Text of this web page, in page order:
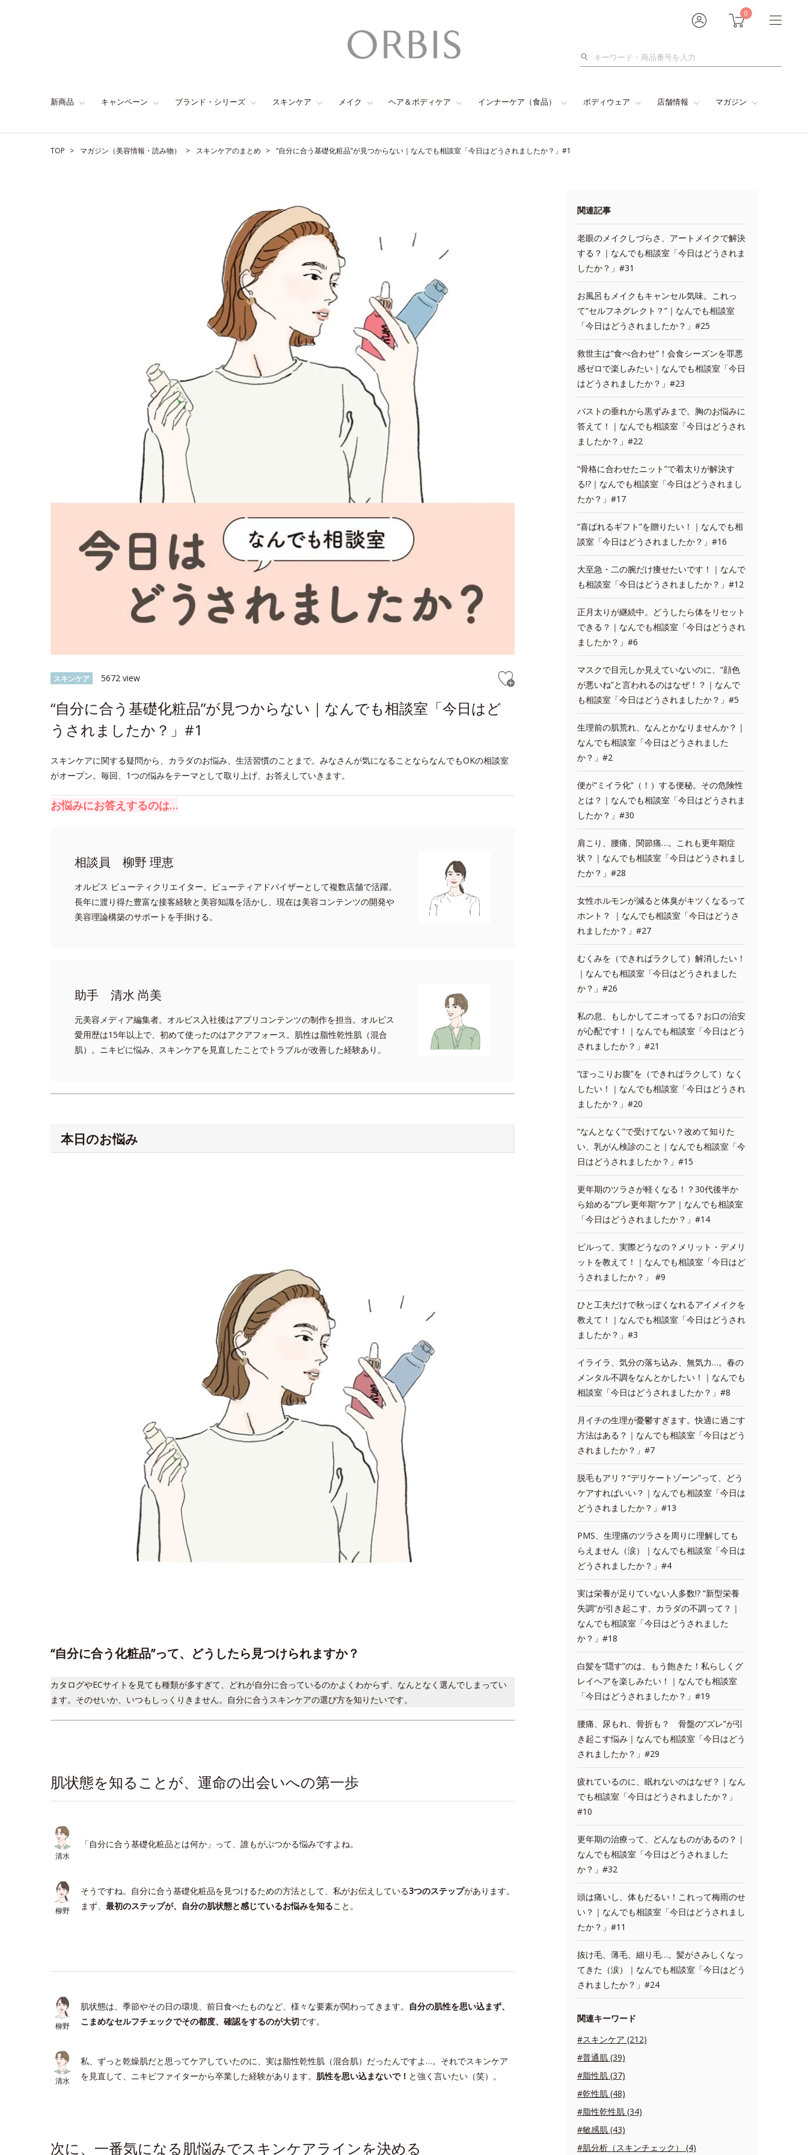
0
検
新商品 キャンペーン ブランド・シリーズ スキンケア メイク ヘア＆ボディケア インナーケア（食品） ボディウェア 店舗情報 マガジン
TOP マガジン（美容情報・読み物） スキンケアのまとめ “自分に合う基礎化粧品”が見つからない｜なんでも相談室「今日はどうされましたか？」#1
スキンケア 5672 view
“自分に合う基礎化粧品”が見つからない｜なんでも相談室「今日はど
うされましたか？」#1
スキンケアに関する疑問から、カラダのお悩み、生活習慣のことまで。みなさんが気になることならなんでもOKの相談室
がオープン。毎回、1つの悩みをテーマとして取り上げ、お答えしていきます。
お悩みにお答えするのは…
相談員 柳野 理恵
オルビス ビューティクリエイター。ビューティアドバイザーとして複数店舗で活躍。
長年に渡り得た豊富な接客経験と美容知識を活かし、現在は美容コンテンツの開発や
美容理論構築のサポートを手掛ける。
助手 清水 尚美
元美容メディア編集者。オルビス入社後はアプリコンテンツの制作を担当。オルビス
愛用歴は15年以上で、初めて使ったのはアクアフォース。肌性は脂性乾性肌（混合
肌）。ニキビに悩み、スキンケアを見直したことでトラブルが改善した経験あり。
本日のお悩み
“自分に合う化粧品”って、どうしたら見つけられますか？
カタログやECサイトを見ても種類が多すぎて、どれが自分に合っているのかよくわからず、なんとなく選んでしまってい
ます。そのせいか、いつもしっくりきません。自分に合うスキンケアの選び方を知りたいです。
肌状態を知ることが、運命の出会いへの第一歩
清水
「自分に合う基礎化粧品とは何か」って、誰もがぶつかる悩みですよね。
柳野
そうですね。自分に合う基礎化粧品を見つけるための方法として、私がお伝えしている3つのステップがあります。
まず、 最初のステップが、自分の肌状態と感じているお悩みを知ること。
柳野
肌状態は、季節やその日の環境、前日食べたものなど、様々な要素が関わってきます。 自分の肌性を思い込まず、
こまめなセルフチェックでその都度、確認をするのが大切です。
清水
私、ずっと乾燥肌だと思ってケアしていたのに、実は脂性乾性肌（混合肌）だったんですよ…。それでスキンケア
を見直して、ニキビファイターから卒業した経験があります。 肌性を思い込まないで！ と強く言いたい（笑）。
次に、一番気になる肌悩みでスキンケアラインを決める
関連記事
老眼のメイクしづらさ、アートメイクで解決
する？｜なんでも相談室「今日はどうされま
したか？」#31
お風呂もメイクもキャンセル気味。これっ
て“セルフネグレクト？”｜なんでも相談室
「今日はどうされましたか？」#25
救世主は“食べ合わせ”！会食シーズンを罪悪
感ゼロで楽しみたい｜なんでも相談室「今日
はどうされましたか？」#23
バストの垂れから黒ずみまで。胸のお悩みに
答えて！｜なんでも相談室「今日はどうされ
ましたか？」#22
“骨格に合わせたニット”で着太りが解決す
る!?｜なんでも相談室「今日はどうされまし
たか？」#17
“喜ばれるギフト”を贈りたい！｜なんでも相
談室「今日はどうされましたか？」#16
大至急・二の腕だけ痩せたいです！｜なんで
も相談室「今日はどうされましたか？」#12
正月太りが継続中。どうしたら体をリセット
できる？｜なんでも相談室「今日はどうされ
ましたか？」#6
マスクで目元しか見えていないのに、“顔色
が悪いね”と言われるのはなぜ！？｜なんで
も相談室「今日はどうされましたか？」#5
生理前の肌荒れ、なんとかなりませんか？｜
なんでも相談室「今日はどうされました
か？」#2
便が“ミイラ化”（！）する便秘。その危険性
とは？｜なんでも相談室「今日はどうされま
したか？」#30
肩こり、腰痛、関節痛…。これも更年期症
状？｜なんでも相談室「今日はどうされまし
たか？」#28
女性ホルモンが減ると体臭がキツくなるって
ホント？ ｜なんでも相談室「今日はどうさ
れましたか？」#27
むくみを（できればラクして）解消したい！
｜なんでも相談室「今日はどうされました
か？」#26
私の息、もしかしてニオってる？お口の治安
が心配です！｜なんでも相談室「今日はどう
されましたか？」#21
“ぽっこりお腹”を（できればラクして）なく
したい！｜なんでも相談室「今日はどうされ
ましたか？」#20
“なんとなく”で受けてない？改めて知りた
い、乳がん検診のこと｜なんでも相談室「今
日はどうされましたか？」#15
更年期のツラさが軽くなる！？30代後半か
ら始める“プレ更年期”ケア｜なんでも相談室
「今日はどうされましたか？」#14
ピルって、実際どうなの？メリット・デメリ
ットを教えて！｜なんでも相談室「今日はど
うされましたか？」 #9
ひと工夫だけで秋っぽくなれるアイメイクを
教えて！｜なんでも相談室「今日はどうされ
ましたか？」#3
イライラ、気分の落ち込み、無気力…。春の
メンタル不調をなんとかしたい！｜なんでも
相談室「今日はどうされましたか？」#8
月イチの生理が憂鬱すぎます。快適に過ごす
方法はある？｜なんでも相談室「今日はどう
されましたか？」#7
脱毛もアリ？“デリケートゾーン”って、どう
ケアすればいい？｜なんでも相談室「今日は
どうされましたか？」#13
PMS、生理痛のツラさを周りに理解しても
らえません（涙）｜なんでも相談室「今日は
どうされましたか？」#4
実は栄養が足りていない人多数!? “新型栄養
失調”が引き起こす、カラダの不調って？｜
なんでも相談室「今日はどうされました
か？」#18
白髪を“隠す”のは、もう飽きた！私らしくグ
レイヘアを楽しみたい！｜なんでも相談室
「今日はどうされましたか？」#19
腰痛、尿もれ、骨折も？ 骨盤の“ズレ”が引
き起こす悩み｜なんでも相談室「今日はどう
されましたか？」#29
疲れているのに、眠れないのはなぜ？｜なん
でも相談室「今日はどうされましたか？」
#10
更年期の治療って、どんなものがあるの？｜
なんでも相談室「今日はどうされました
か？」#32
頭は痛いし、体もだるい！これって梅雨のせ
い？｜なんでも相談室「今日はどうされまし
たか？」#11
抜け毛、薄毛、細り毛…。髪がさみしくなっ
てきた（涙）｜なんでも相談室「今日はどう
されましたか？」#24
関連キーワード
#スキンケア (212)
#普通肌 (39)
#脂性肌 (37)
#乾性肌 (48)
#脂性乾性肌 (34)
#敏感肌 (43)
#肌分析（スキンチェック） (4)